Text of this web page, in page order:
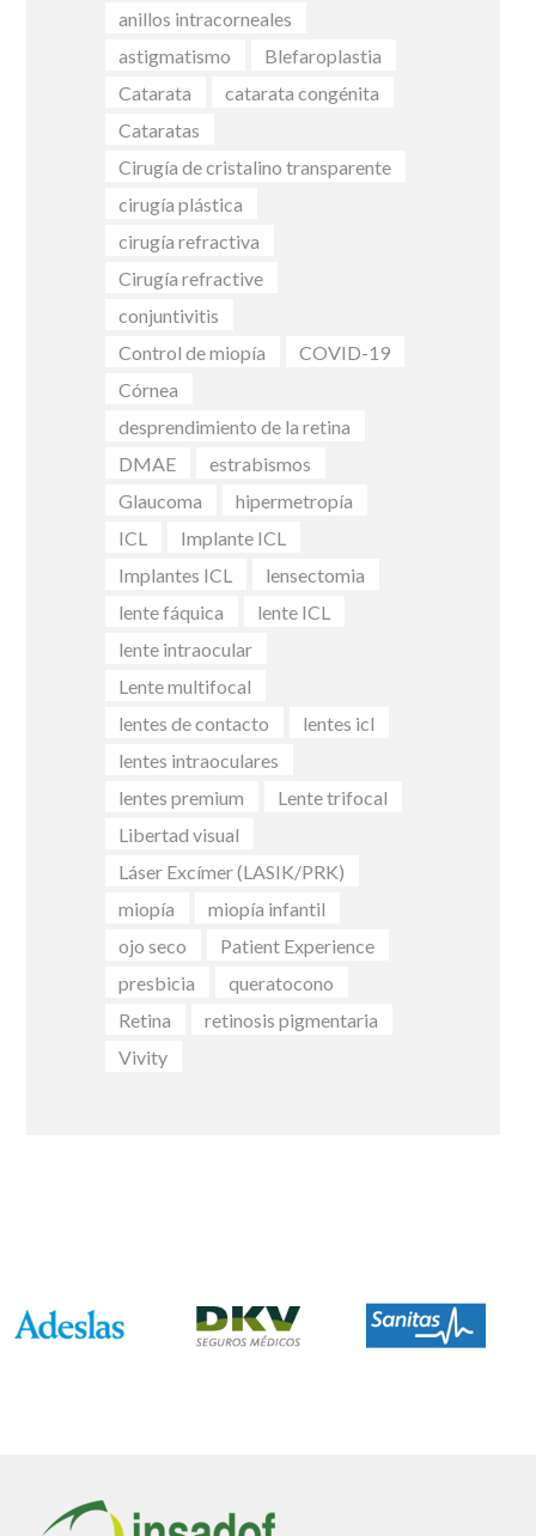
anillos intracorneales
astigmatismo
Blefaroplastia
Catarata
catarata congénita
Cataratas
Cirugía de cristalino transparente
cirugía plástica
cirugía refractiva
Cirugía refractive
conjuntivitis
Control de miopía
COVID-19
Córnea
desprendimiento de la retina
DMAE
estrabismos
Glaucoma
hipermetropía
ICL
Implante ICL
Implantes ICL
lensectomia
lente fáquica
lente ICL
lente intraocular
Lente multifocal
lentes de contacto
lentes icl
lentes intraoculares
lentes premium
Lente trifocal
Libertad visual
Láser Excímer (LASIK/PRK)
miopía
miopía infantil
ojo seco
Patient Experience
presbicia
queratocono
Retina
retinosis pigmentaria
Vivity